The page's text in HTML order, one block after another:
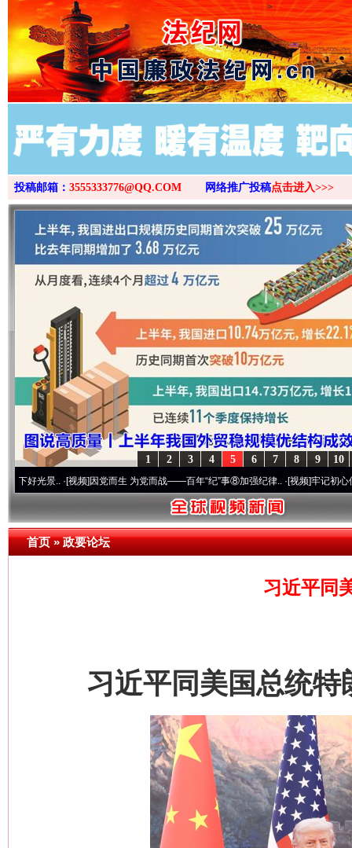
>
投稿邮箱： 3555333776@QQ.COM 网络推广投稿点击进入>>>
10
9
8
7
6
5
4
3
2
1
因党而生 为党而战——百年“纪”事⑧加强纪律..·[视频]牢记初心使命 奋进复兴征程
首页»政要论坛
习近平同
习近平同美国总统特